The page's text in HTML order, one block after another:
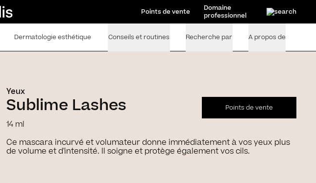
Points de vente
Domaine
professionnel
Dermatologie esthétique Conseils et routines Recherche par A propos de
Yeux
Sublime Lashes Points de vente
14 ml
Ce mascara incurvé et volumateur donne immédiatement à vos yeux plus
de volume et d'intensité. Il soigne et protège également vos cils.